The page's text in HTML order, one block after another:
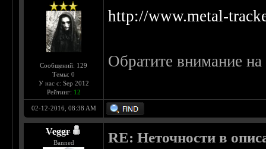
Сообщений: 129
Темы: 0
У нас с: Sep 2012
Рейтинг: 12
http://www.metal-
Обратите внимание
02-12-2016, 08:38 AM
Veggr
Banned RE: Неточности в